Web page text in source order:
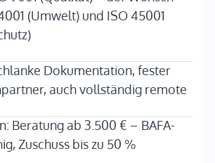
(Umwelt) und ISO 45001
Dokumentation, fester
auch vollständig remote
Beratung ab 3.500 € – BAFA-
Zuschuss bis zu 50 %